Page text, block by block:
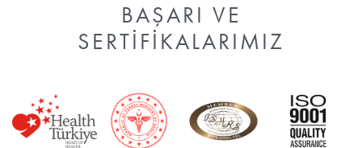
BAŞARI VE
SERTIFIKALARIMIZ